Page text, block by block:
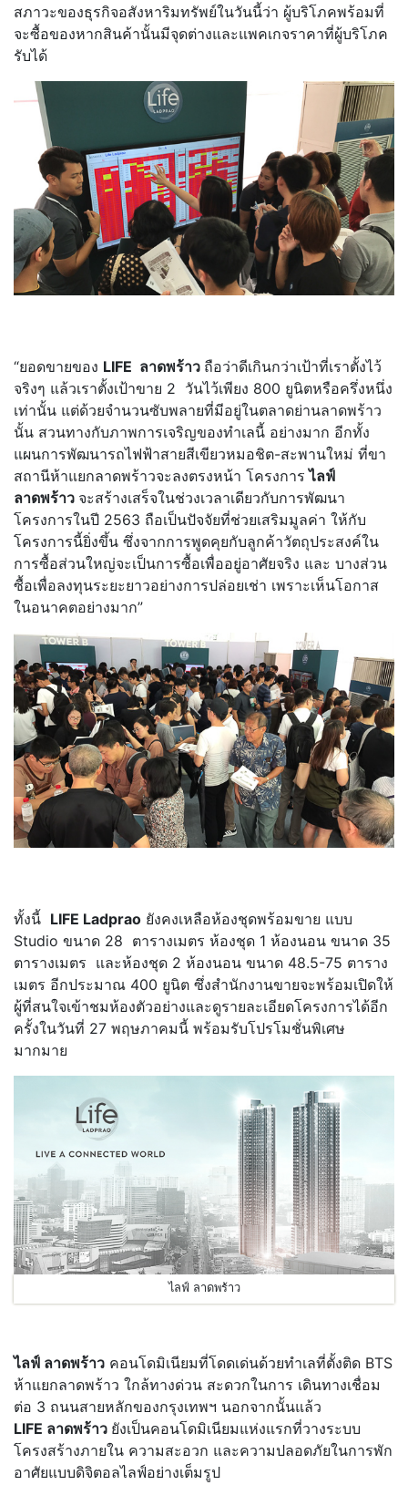
สภาวะของธุรกิจอสังหาริมทรัพย์ในวันนี้ว่า ผู้บริโภคพร้อมที่
จะซื้อของหากสินค้านั้นมีจุดต่างและแพคเกจราคาที่ผู้บริโภค
รับได้
“ยอดขายของ LIFE ลาดพร้าว ถือว่าดีเกินกว่าเป้าที่เราตั้งไว้
จริงๆ แล้วเราตั้งเป้าขาย 2 วันไว้เพียง 800 ยูนิตหรือครึ่งหนึ่ง
เท่านั้น แต่ด้วยจำนวนซับพลายที่มีอยู่ในตลาดย่านลาดพร้าว
นั้น สวนทางกับภาพการเจริญของทำเลนี้ อย่างมาก อีกทั้ง
แผนการพัฒนารถไฟฟ้าสายสีเขียวหมอชิต-สะพานใหม่ ที่ขา
สถานีห้าแยกลาดพร้าวจะลงตรงหน้า โครงการ ไลฟ์
ลาดพร้าว จะสร้างเสร็จในช่วงเวลาเดียวกับการพัฒนา
โครงการในปี 2563 ถือเป็นปัจจัยที่ช่วยเสริมมูลค่า ให้กับ
โครงการนี้ยิ่งขึ้น ซึ่งจากการพูดคุยกับลูกค้าวัตถุประสงค์ใน
การซื้อส่วนใหญ่จะเป็นการซื้อเพื่ออยู่อาศัยจริง และ บางส่วน
ซื้อเพื่อลงทุนระยะยาวอย่างการปล่อยเช่า เพราะเห็นโอกาส
ในอนาคตอย่างมาก”
ทั้งนี้ LIFE Ladprao ยังคงเหลือห้องชุดพร้อมขาย แบบ
Studio ขนาด 28 ตารางเมตร ห้องชุด 1 ห้องนอน ขนาด 35
ตารางเมตร และห้องชุด 2 ห้องนอน ขนาด 48.5-75 ตาราง
เมตร อีกประมาณ 400 ยูนิต ซึ่งสำนักงานขายจะพร้อมเปิดให้
ผู้ที่สนใจเข้าชมห้องตัวอย่างและดูรายละเอียดโครงการได้อีก
ครั้งในวันที่ 27 พฤษภาคมนี้ พร้อมรับโปรโมชั่นพิเศษ
มากมาย
ไลฟ์ ลาดพร้าว
ไลฟ์ ลาดพร้าว คอนโดมิเนียมที่โดดเด่นด้วยทำเลที่ตั้งติด BTS
ห้าแยกลาดพร้าว ใกล้ทางด่วน สะดวกในการ เดินทางเชื่อม
ต่อ 3 ถนนสายหลักของกรุงเทพฯ นอกจากนั้นแล้ว
LIFE ลาดพร้าว ยังเป็นคอนโดมิเนียมแห่งแรกที่วางระบบ
โครงสร้างภายใน ความสะอวก และความปลอดภัยในการพัก
อาศัยแบบดิจิตอลไลฟ์อย่างเต็มรูป